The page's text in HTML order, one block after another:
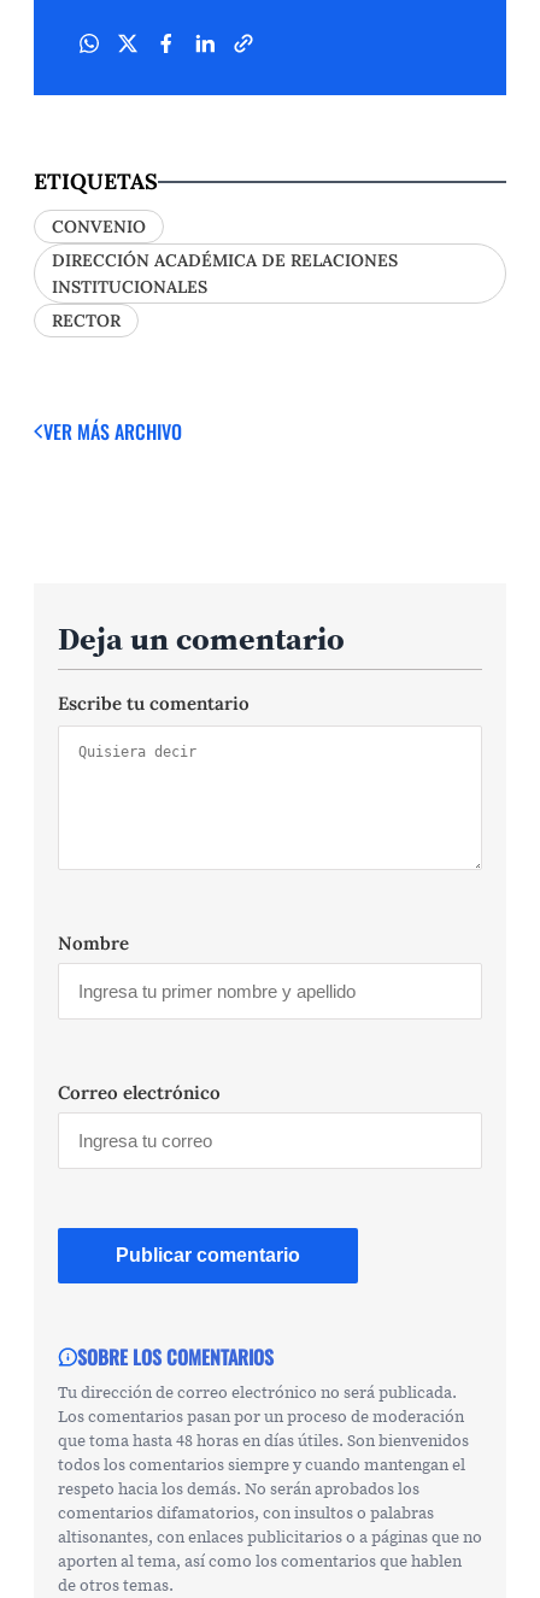
ETIQUETAS
CONVENIO
DIRECCIÓN ACADÉMICA DE RELACIONES
INSTITUCIONALES
RECTOR
VER MÁSARCHIVO
Deja un comentario
Escribe tu comentario
Nombre
Correo electrónico
SOBRE LOS COMENTARIOS
Tu dirección de correo electrónico no será publicada.
Los comentarios pasan por un proceso de moderación
que toma hasta 48 horas en días útiles. Son bienvenidos
todos los comentarios siempre y cuando mantengan el
respeto hacia los demás. No serán aprobados los
comentarios difamatorios, con insultos o palabras
altisonantes, con enlaces publicitarios o a páginas que no
aporten al tema, así como los comentarios que hablen
de otros temas.